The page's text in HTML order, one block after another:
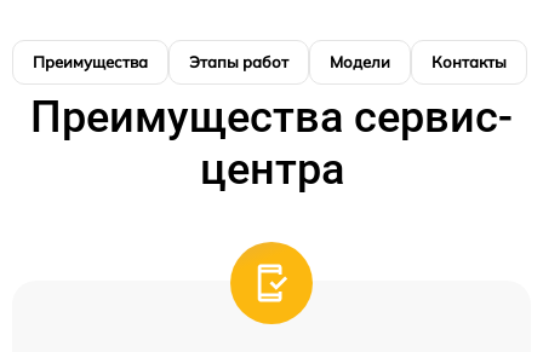
Преимущества Этапы работ Модели Контакты
Преимущества сервис-
центра